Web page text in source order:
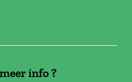
info ?